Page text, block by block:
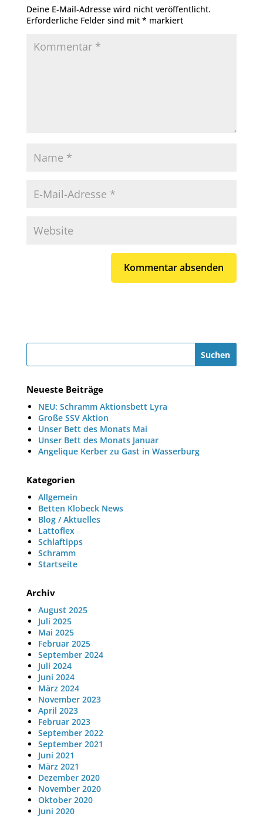
Deine E-Mail-Adresse wird nicht veröffentlicht.
Erforderliche Felder sind mit * markiert
Neueste Beiträge
NEU: Schramm Aktionsbett Lyra
Große SSV Aktion
Unser Bett des Monats Mai
Unser Bett des Monats Januar
Angelique Kerber zu Gast in Wasserburg
Kategorien
Allgemein
Betten Klobeck News
Blog / Aktuelles
Lattoflex
Schlaftipps
Schramm
Startseite
Archiv
August 2025
Juli 2025
Mai 2025
Februar 2025
September 2024
Juli 2024
Juni 2024
März 2024
November 2023
April 2023
Februar 2023
September 2022
September 2021
Juni 2021
März 2021
Dezember 2020
November 2020
Oktober 2020
Juni 2020